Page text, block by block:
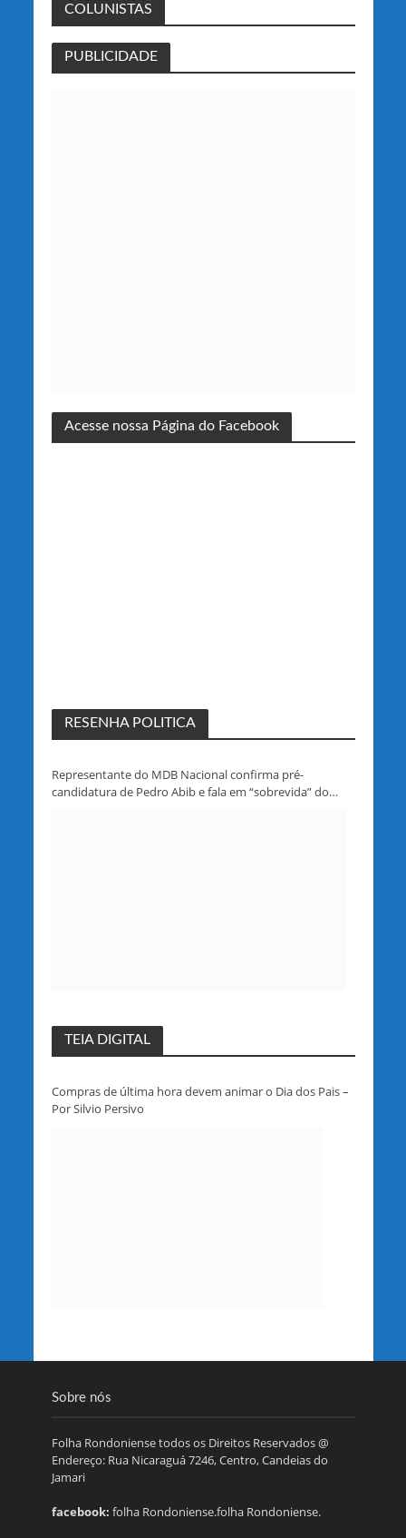
COLUNISTAS
PUBLICIDADE
Acesse nossa Página do Facebook
RESENHA POLITICA
Representante do MDB Nacional confirma pré-
candidatura de Pedro Abib e fala em “sobrevida” do
TEIA DIGITAL
Compras de última hora devem animar o Dia dos Pais –
Por Silvio Persivo
Sobre nós
Folha Rondoniense todos os Direitos Reservados @
Endereço: Rua Nicaraguá 7246, Centro, Candeias do
Jamari
facebook: folha Rondoniense.folha Rondoniense.